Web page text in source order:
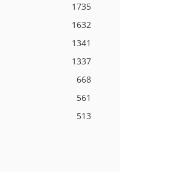
1735
1632
1341
1337
668
561
513